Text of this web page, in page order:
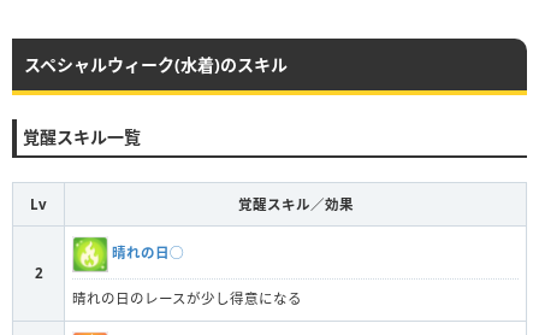
スペシャルウィーク(水着)のスキル
覚醒スキル一覧
Lv 覚醒スキル／効果
2
晴れの日◯
晴れの日のレースが少し得意になる